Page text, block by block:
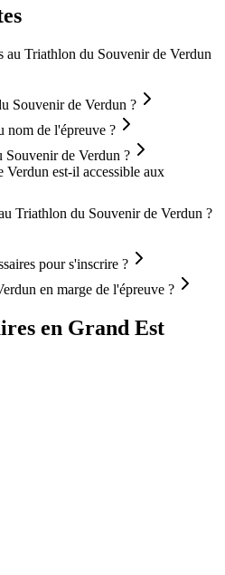
au Triathlon du Souvenir de Verdun
Souvenir de Verdun ?
nom de l'épreuve ?
de Verdun ?
est-il accessible aux
Triathlon du Souvenir de Verdun ?
pour s'inscrire ?
en marge de l'épreuve ?
en Grand Est